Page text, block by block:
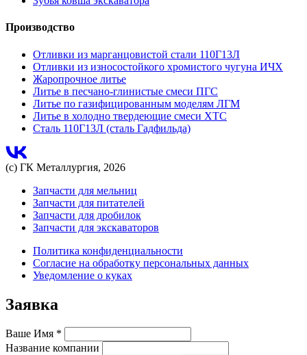
Производство
Отливки из марганцовистой стали 110Г13Л
Отливки из износостойкого хромистого чугуна ИЧХ
Жаропрочное литье
Литье в песчано-глинистые смеси ПГС
Литье по газифицированным моделям ЛГМ
Литье в холодно твердеющие смеси ХТС
Сталь 110Г13Л (сталь Гадфильда)
(с) ГК Металлургия, 2026
Запчасти для мельниц
Запчасти для питателей
Запчасти для дробилок
Запчасти для экскаваторов
Политика конфиденциальности
Согласие на обработку персональных данных
Уведомление о куках
Заявка
Ваше Имя *
Название компании